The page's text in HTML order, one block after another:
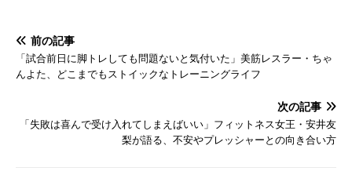
前の記事
「試合前日に脚トレしても問題ないと気付いた」美筋レスラー・ちゃ
んよた、どこまでもストイックなトレーニングライフ
次の記事
「失敗は喜んで受け入れてしまえばいい」フィットネス女王・安井友
梨が語る、不安やプレッシャーとの向き合い方